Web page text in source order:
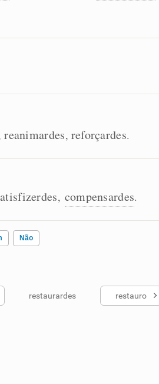
reanimardes, reforçardes.
, compensardes.
Não
me ajudou
restaurardes restauro